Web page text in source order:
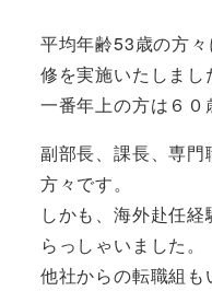
平均年齢53歳の方
修を実施いたしまし
一番年上の方は６０
副部長、課長、専
方々です。
しかも、海外赴任
らっしゃいました。
他社からの転職組も